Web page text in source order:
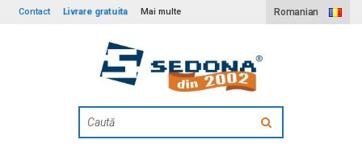
Contact Livrare gratuita Mai multe Romanian